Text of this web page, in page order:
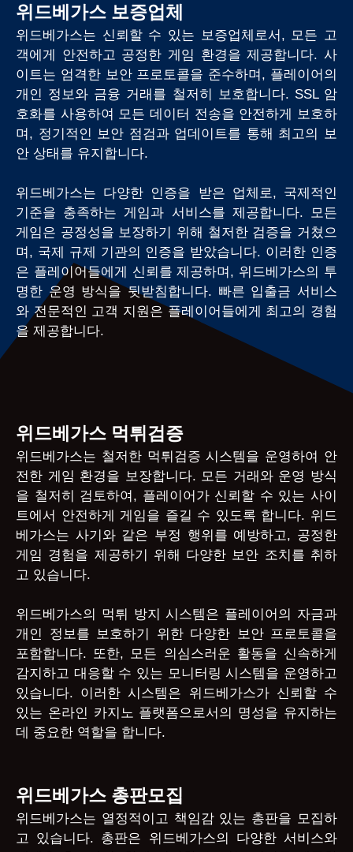
위드베가스 보증업체
위드베가스는 신뢰할 수 있는 보증업체로서, 모든 고
객에게 안전하고 공정한 게임 환경을 제공합니다. 사
이트는 엄격한 보안 프로토콜을 준수하며, 플레이어의
개인 정보와 금융 거래를 철저히 보호합니다. SSL 암
호화를 사용하여 모든 데이터 전송을 안전하게 보호하
며, 정기적인 보안 점검과 업데이트를 통해 최고의 보
안 상태를 유지합니다.
위드베가스는 다양한 인증을 받은 업체로, 국제적인
기준을 충족하는 게임과 서비스를 제공합니다. 모든
게임은 공정성을 보장하기 위해 철저한 검증을 거쳤으
며, 국제 규제 기관의 인증을 받았습니다. 이러한 인증
은 플레이어들에게 신뢰를 제공하며, 위드베가스의 투
명한 운영 방식을 뒷받침합니다. 빠른 입출금 서비스
와 전문적인 고객 지원은 플레이어들에게 최고의 경험
을 제공합니다.
위드베가스 먹튀검증
위드베가스는 철저한 먹튀검증 시스템을 운영하여 안
전한 게임 환경을 보장합니다. 모든 거래와 운영 방식
을 철저히 검토하여, 플레이어가 신뢰할 수 있는 사이
트에서 안전하게 게임을 즐길 수 있도록 합니다. 위드
베가스는 사기와 같은 부정 행위를 예방하고, 공정한
게임 경험을 제공하기 위해 다양한 보안 조치를 취하
고 있습니다.
위드베가스의 먹튀 방지 시스템은 플레이어의 자금과
개인 정보를 보호하기 위한 다양한 보안 프로토콜을
포함합니다. 또한, 모든 의심스러운 활동을 신속하게
감지하고 대응할 수 있는 모니터링 시스템을 운영하고
있습니다. 이러한 시스템은 위드베가스가 신뢰할 수
있는 온라인 카지노 플랫폼으로서의 명성을 유지하는
데 중요한 역할을 합니다.
위드베가스 총판모집
위드베가스는 열정적이고 책임감 있는 총판을 모집하
고 있습니다. 총판은 위드베가스의 다양한 서비스와